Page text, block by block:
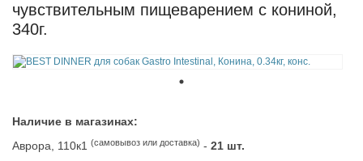
чувствительным пищеварением с кониной,
340г.
Наличие в магазинах:
Аврора, 110к1 (самовывоз или доставка) - 21 шт.